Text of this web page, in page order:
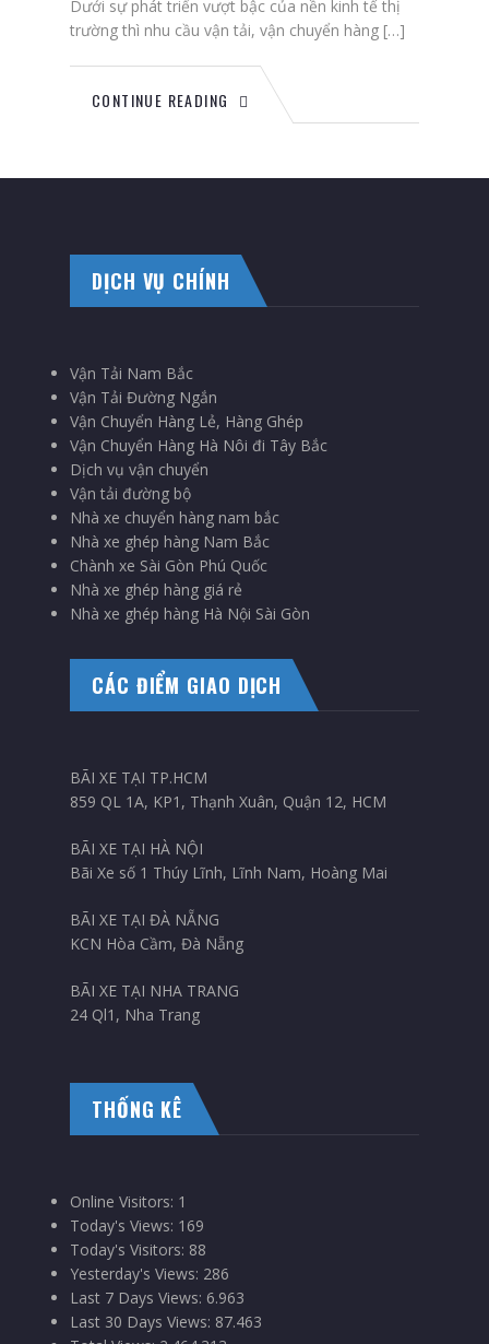
Dưới sự phát triển vượt bậc của nền kinh tế thị
trường thì nhu cầu vận tải, vận chuyển hàng […]
CONTINUE READING
DỊCH VỤ CHÍNH
Vận Tải Nam Bắc
Vận Tải Đường Ngắn
Vận Chuyển Hàng Lẻ, Hàng Ghép
Vận Chuyển Hàng Hà Nôi đi Tây Bắc
Dịch vụ vận chuyển
Vận tải đường bộ
Nhà xe chuyển hàng nam bắc
Nhà xe ghép hàng Nam Bắc
Chành xe Sài Gòn Phú Quốc
Nhà xe ghép hàng giá rẻ
Nhà xe ghép hàng Hà Nội Sài Gòn
CÁC ĐIỂM GIAO DỊCH
BÃI XE TẠI TP.HCM
859 QL 1A, KP1, Thạnh Xuân, Quận 12, HCM
BÃI XE TẠI HÀ NỘI
Bãi Xe số 1 Thúy Lĩnh, Lĩnh Nam, Hoàng Mai
BÃI XE TẠI ĐÀ NẴNG
KCN Hòa Cầm, Đà Nẵng
BÃI XE TẠI NHA TRANG
24 Ql1, Nha Trang
THỐNG KÊ
Online Visitors: 1
Today's Views: 169
Today's Visitors: 88
Yesterday's Views: 286
Last 7 Days Views: 6.963
Last 30 Days Views: 87.463